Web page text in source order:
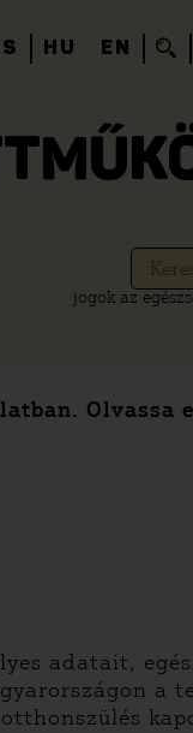
HU EN
jogok az
Olvassa
adatait,
a